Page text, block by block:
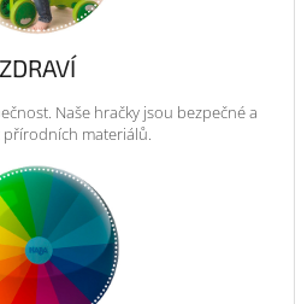
ZDRAVÍ
Naše hračky jsou bezpečné a
přírodních materiálů.